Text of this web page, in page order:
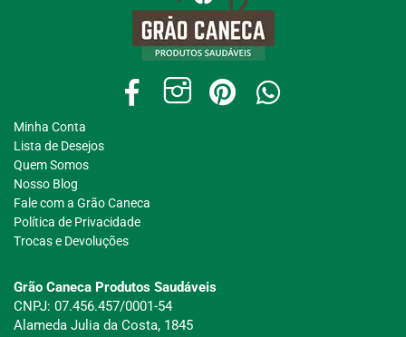
Minha Conta
Lista de Desejos
Quem Somos
Nosso Blog
Fale com a Grão Caneca
Política de Privacidade
Trocas e Devoluções
Grão Caneca Produtos Saudáveis
CNPJ: 07.456.457/0001-54
Alameda Julia da Costa, 1845